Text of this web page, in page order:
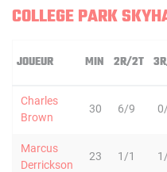
COLLEGE PARK
JOUEUR MIN 2R/2T
Charles
Brown
30 6/9
Marcus
Derrickson
23 1/1